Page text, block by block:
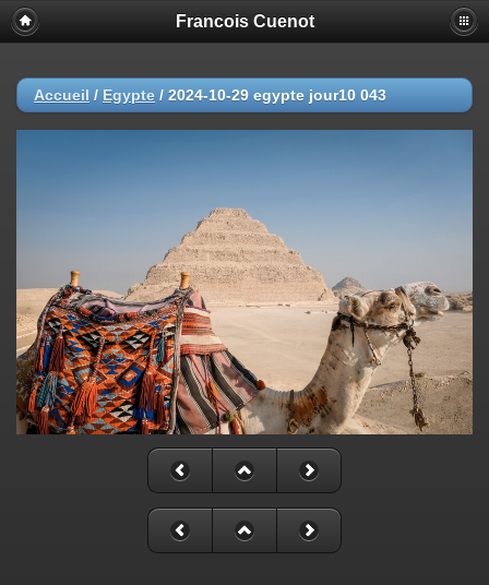
Francois Cuenot
Accueil / Egypte / 2024-10-29 egypte jour10 043